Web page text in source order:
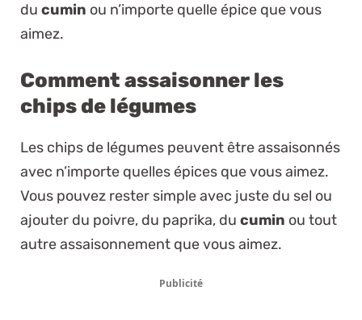
du cumin ou n’importe quelle épice que vous
aimez.
Comment assaisonner les
chips de légumes
Les chips de légumes peuvent être assaisonnés
avec n’importe quelles épices que vous aimez.
Vous pouvez rester simple avec juste du sel ou
ajouter du poivre, du paprika, du cumin ou tout
autre assaisonnement que vous aimez.
Publicité